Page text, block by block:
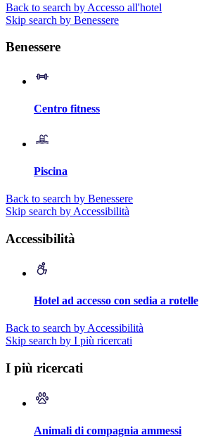
Back to search by Accesso all'hotel
Skip search by Benessere
Benessere
Centro fitness
Piscina
Back to search by Benessere
Skip search by Accessibilità
Accessibilità
Hotel ad accesso con sedia a rotelle
Back to search by Accessibilità
Skip search by I più ricercati
I più ricercati
Animali di compagnia ammessi